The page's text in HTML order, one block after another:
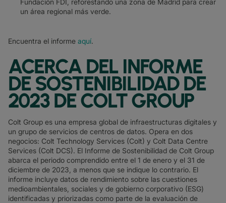
Fundación FDI, reforestando una zona de Madrid para crear
un área regional más verde.
Encuentra el informe aquí.
ACERCA DEL INFORME
DE SOSTENIBILIDAD DE
2023 DE COLT GROUP
Colt Group es una empresa global de infraestructuras digitales y
un grupo de servicios de centros de datos. Opera en dos
negocios: Colt Technology Services (Colt) y Colt Data Centre
Services (Colt DCS). El Informe de Sostenibilidad de Colt Group
abarca el periodo comprendido entre el 1 de enero y el 31 de
diciembre de 2023, a menos que se indique lo contrario. El
informe incluye datos de rendimiento sobre las cuestiones
medioambientales, sociales y de gobierno corporativo (ESG)
identificadas y priorizadas como parte de la evaluación de